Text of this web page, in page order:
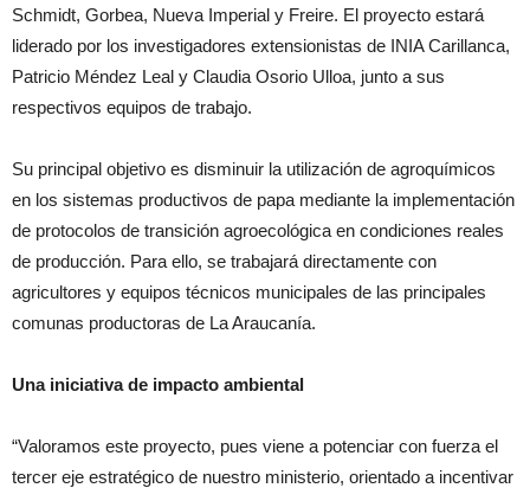
Schmidt, Gorbea, Nueva Imperial y Freire. El proyecto estará
liderado por los investigadores extensionistas de INIA Carillanca,
Patricio Méndez Leal y Claudia Osorio Ulloa, junto a sus
respectivos equipos de trabajo.
Su principal objetivo es disminuir la utilización de agroquímicos
en los sistemas productivos de papa mediante la implementación
de protocolos de transición agroecológica en condiciones reales
de producción. Para ello, se trabajará directamente con
agricultores y equipos técnicos municipales de las principales
comunas productoras de La Araucanía.
Una iniciativa de impacto ambiental
“Valoramos este proyecto, pues viene a potenciar con fuerza el
tercer eje estratégico de nuestro ministerio, orientado a incentivar